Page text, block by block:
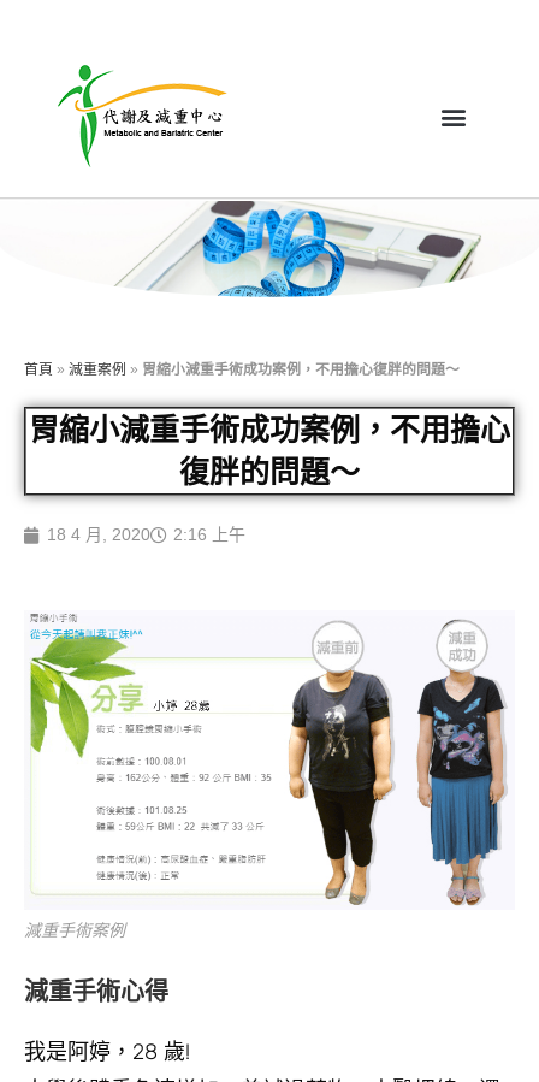
首頁 » 減重案例 » 胃縮小減重手術成功案例，不用擔心復胖的問題～
胃縮小減重手術成功案例，不用擔心
復胖的問題～
18 4 月, 2020 2:16 上午
減重手術案例
減重手術心得
我是阿婷，28 歲!